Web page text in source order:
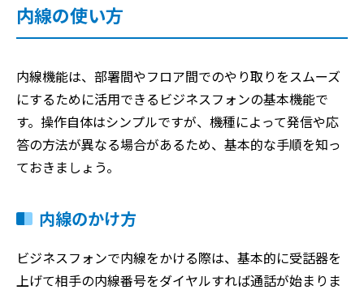
内線の使い方
内線機能は、部署間やフロア間でのやり取りをスムーズ
にするために活用できるビジネスフォンの基本機能で
す。操作自体はシンプルですが、機種によって発信や応
答の方法が異なる場合があるため、基本的な手順を知っ
ておきましょう。
内線のかけ方
ビジネスフォンで内線をかける際は、基本的に受話器を
上げて相手の内線番号をダイヤルすれば通話が始まりま